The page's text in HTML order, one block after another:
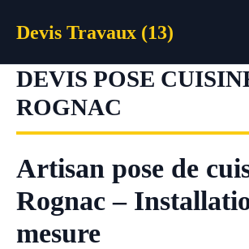
Devis Travaux (13)
DEVIS POSE
ROGNAC
Artisan pose de
Rognac –
mesure